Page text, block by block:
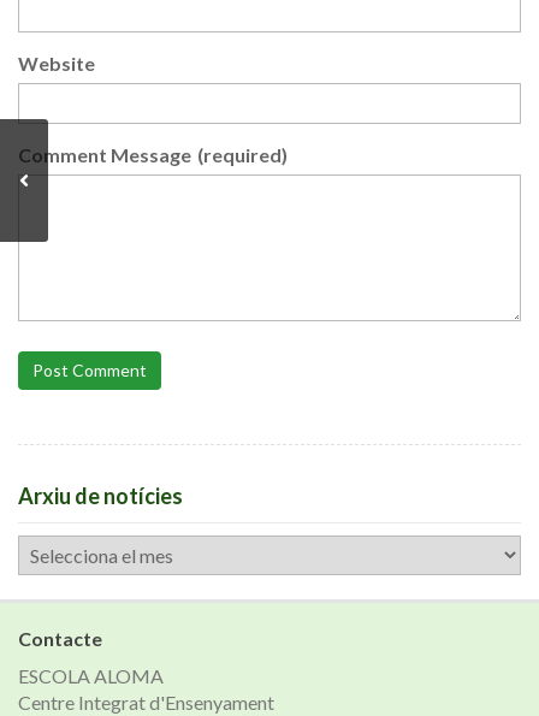
Website
Comment Message (required)
Post Comment
Arxiu de notícies
Arxiu
de
notícies
Contacte
ESCOLA ALOMA
Centre Integrat d'Ensenyament